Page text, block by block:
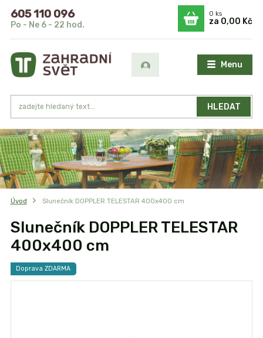
Menu
HLEDAT
605 110 096
Po - Ne 6 - 22 hod.
0ks
za 0,00 Kč
Úvod Slunečník DOPPLER TELESTAR 400x400 cm
Slunečník DOPPLER TELESTAR
400x400 cm
Doprava ZDARMA